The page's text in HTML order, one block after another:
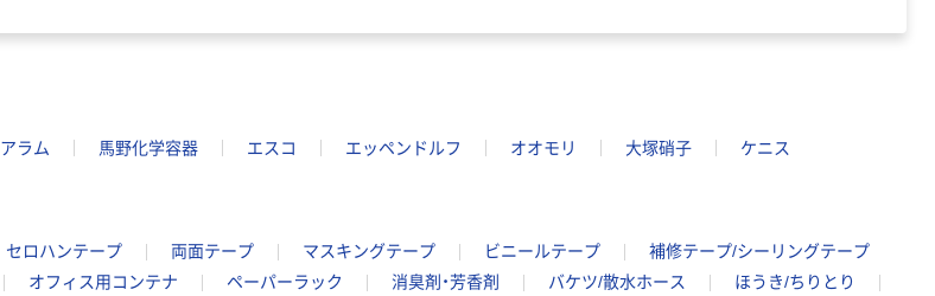
アラム 馬野化学容器 エスコ エッペンドルフ オオモリ 大塚硝子 ケニス
セロハンテープ 両面テープ マスキングテープ ビニールテープ
補修テープ/シーリングテープ
オフィス用コンテナ ペーパーラック 消臭剤・芳香剤 バケツ/散水ホース
ほうき/ちりとり